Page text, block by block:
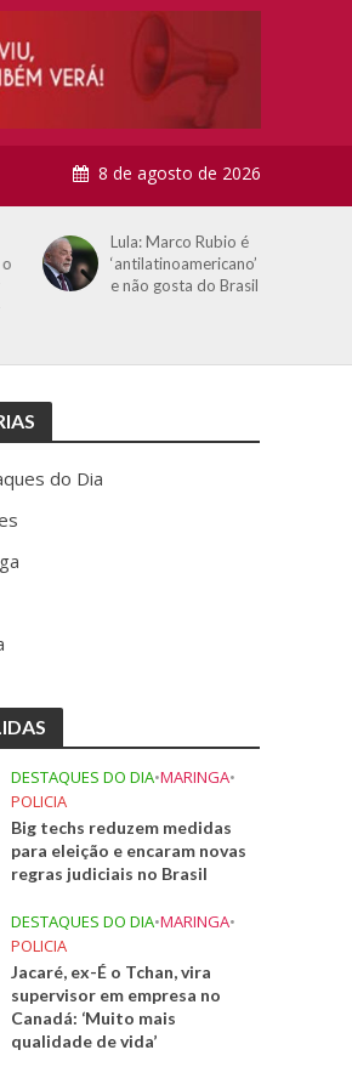
8 de agosto de 2026
Lula: Marco Rubio é
‘antilatinoamericano’
e não gosta do Brasil
do Dia
DESTAQUES DO DIA•MARINGA•
POLICIA
Big techs reduzem medidas
para eleição e encaram novas
regras judiciais no Brasil
DESTAQUES DO DIA•MARINGA•
POLICIA
Jacaré, ex-É o Tchan, vira
supervisor em empresa no
Canadá: ‘Muito mais
qualidade de vida’